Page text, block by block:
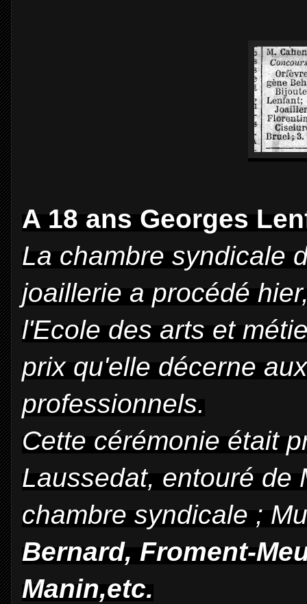
A 18 ans Georges
La chambre syndicale
joaillerie a procédé
l'Ecole des arts et
prix qu'elle décerne
professionnels.
Cette cérémonie était
Laussedat, entouré de
chambre syndicale ;
Bernard, Froment-
Manin,etc.